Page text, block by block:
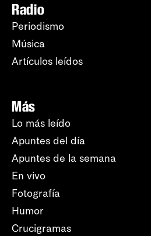
Radio
Periodismo
Música
Artículos leídos
Más
Lo más leído
Apuntes del día
Apuntes de la semana
En vivo
Fotografía
Humor
Crucigramas